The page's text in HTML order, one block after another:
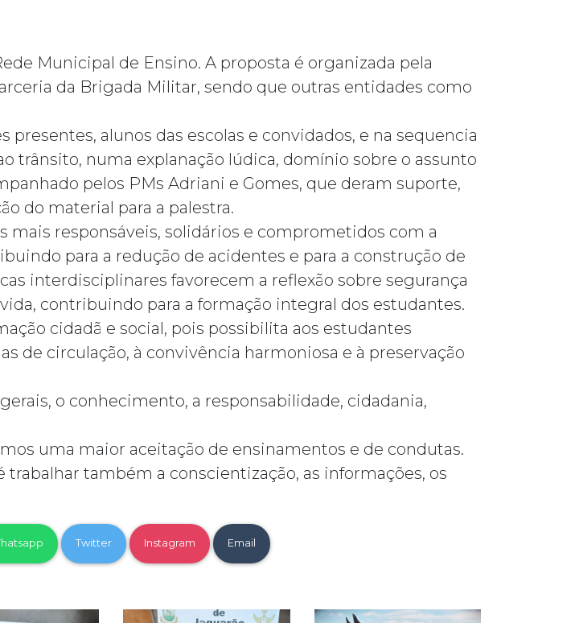
Municipal de Ensino. A proposta é organizada pela
da Brigada Militar, sendo que outras entidades como
alunos das escolas e convidados, e na sequencia
trânsito, numa explanação lúdica, domínio sobre o assunto
pelos PMs Adriani e Gomes, que deram suporte,
do material para a palestra.
mais responsáveis, solidários e comprometidos com a
para a redução de acidentes e para a construção de
interdisciplinares favorecem a reflexão sobre segurança
contribuindo para a formação integral dos estudantes.
cidadã e social, pois possibilita aos estudantes
de circulação, à convivência harmoniosa e à preservação
o conhecimento, a responsabilidade, cidadania,
uma maior aceitação de ensinamentos e de condutas.
também a conscientização, as informações, os
Twitter Instagram Email